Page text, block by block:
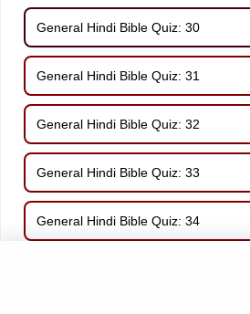
General Hindi Bible Quiz: 30
General Hindi Bible Quiz: 31
General Hindi Bible Quiz: 32
General Hindi Bible Quiz: 33
General Hindi Bible Quiz: 34